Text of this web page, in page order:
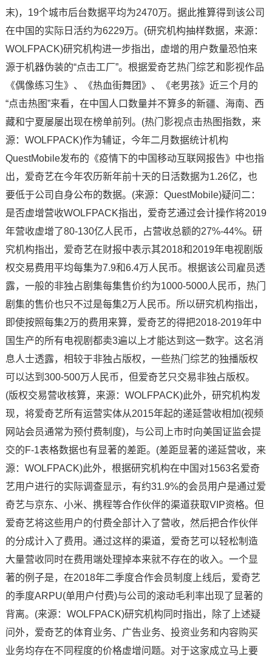
末)，19个城市后台数据平均为2470万。据此推算得到该公司
在中国的实际日活约为6229万。(研究机构抽样数据，来源：
WOLFPACK)研究机构进一步指出，虚增的用户数量恐怕来
源于机器伪装的“点击工厂”。根据爱奇艺热门综艺和影视作品
《偶像练习生》、《热血街舞团》、《老男孩》近三个月的
“点击热图”来看，在中国人口数量并不算多的新疆、海南、西
藏和宁夏屡屡出现在榜单前列。(热门影视点击热图指数，来
源：WOLFPACK)作为辅证，今年二月数据统计机构
QuestMobile发布的《疫情下的中国移动互联网报告》中也指
出，爱奇艺在今年农历新年前十天的日活数据为1.26亿，也
要低于公司自身公布的数据。(来源：QuestMobile)疑问二：
是否虚增营收WOLFPACK指出，爱奇艺通过会计操作将2019
年营收虚增了80-130亿人民币，占营收总额的27%-44%。研
究机构指出，爱奇艺在财报中表示其2018和2019年电视剧版
权交易费用平均每集为7.9和6.4万人民币。根据该公司雇员透
露，一般的非独占剧集每集售价约为1000-5000人民币，热门
剧集的售价也只不过是每集2万人民币。所以研究机构指出，
即使按照每集2万的费用来算，爱奇艺的得把2018-2019年中
国生产的所有电视剧都卖3遍以上才能达到这一数字。这名消
息人士透露，相较于非独占版权，一些热门综艺的独播版权
可以达到300-500万人民币，但爱奇艺只交易非独占版权。
(版权交易营收核算，来源：WOLFPACK)此外，研究机构发
现，将爱奇艺所有运营实体从2015年起的递延营收相加(视频
网站会员通常为预付费制度)，与公司上市时向美国证监会提
交的F-1表格数据也有显著的差距。(差距显著的递延营收，来
源：WOLFPACK)此外，根据研究机构在中国对1563名爱奇
艺用户进行的实际调查显示，有约31.9%的会员用户是通过爱
奇艺与京东、小米、携程等合作伙伴的渠道获取VIP资格。但
爱奇艺将这些用户的付费全部计入了营收，然后把合作伙伴
的分成计入了费用。通过这样的渠道，爱奇艺可以轻松制造
大量营收同时在费用端处理掉本来就不存在的收入。一个显
著的例子是，在2018年二季度合作会员制度上线后，爱奇艺
的季度ARPU(单用户付费)与公司的滚动毛利率出现了显著的
背离。(来源：WOLFPACK)研究机构同时指出，除了上述疑
问外，爱奇艺的体育业务、广告业务、投资业务和内容购买
业务均存在不同程度的价格虚增问题。对于这家成立马上要